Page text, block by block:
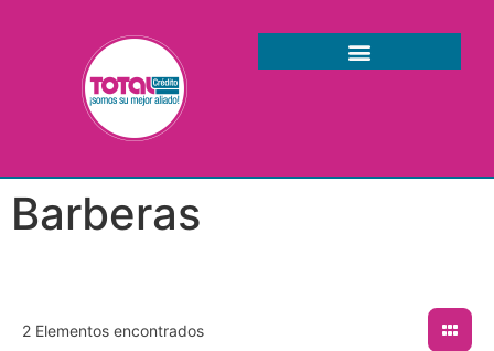
Barberas
2 Elementos encontrados